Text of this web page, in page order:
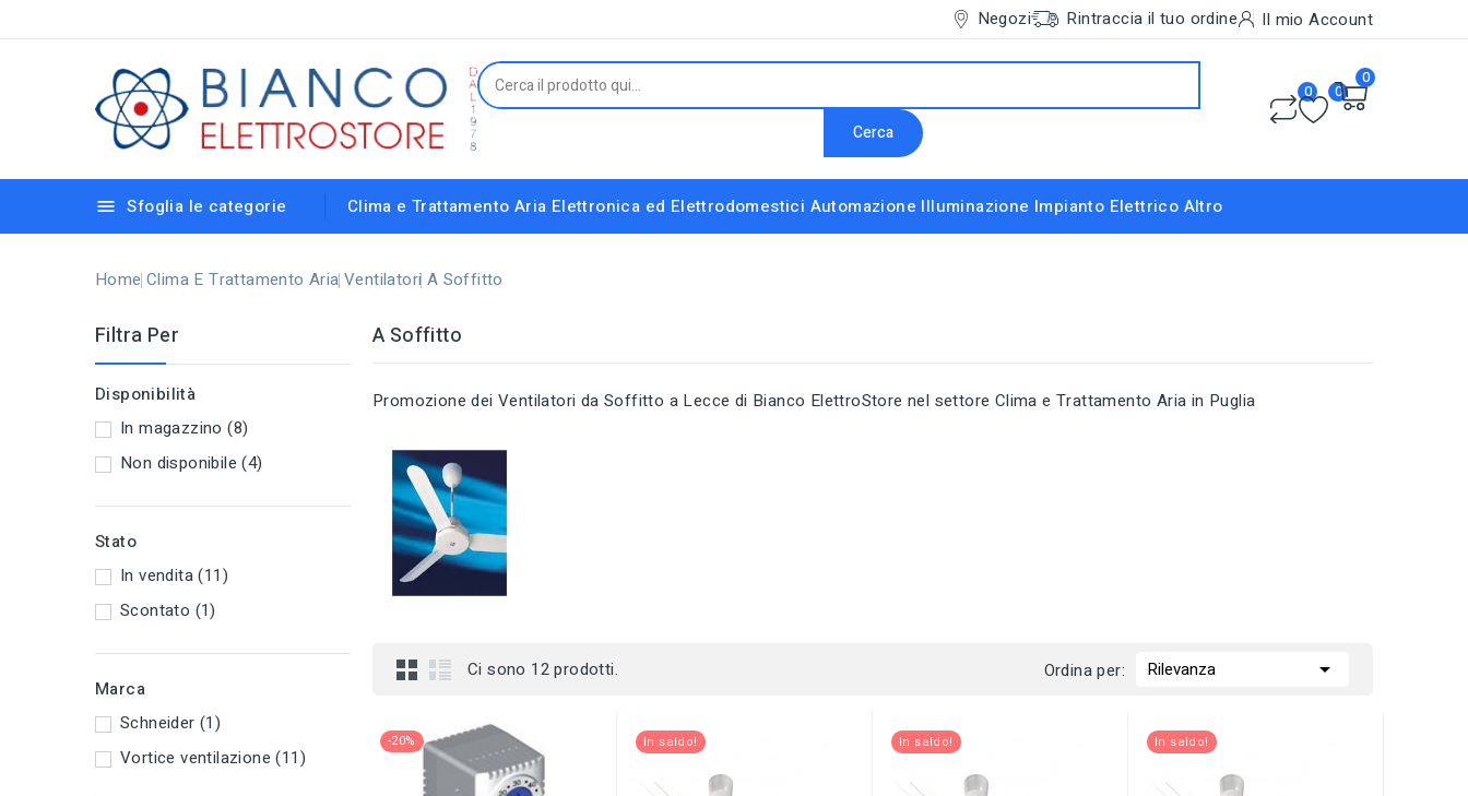
Negozi Rintraccia il tuo ordine Il mio Account
Cerca
0 0
0
 Sfoglia le categorie Clima e Trattamento Aria Elettronica ed Elettrodomestici Automazione Illuminazione Impianto Elettrico Altro
Home Clima E Trattamento Aria Ventilatori A Soffitto
Filtra Per
Disponibilità
In magazzino(8)
Non disponibile(4)
Stato
In vendita(11)
Scontato (1)
Marca
Schneider(1)
Vortice ventilazione(11)
A Soffitto
Promozione dei Ventilatori da Soffitto a Lecce di Bianco ElettroStore nel settore Clima e Trattamento Aria in Puglia
Ci sono 12 prodotti. Ordina per: Rilevanza 
-20% In saldo! In saldo! In saldo!